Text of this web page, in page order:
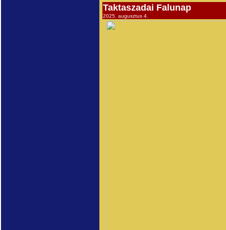
Taktaszadai Falunap
2025. augusztus 4.